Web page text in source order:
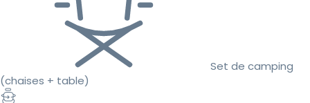
Set de camping
(chaises + table)